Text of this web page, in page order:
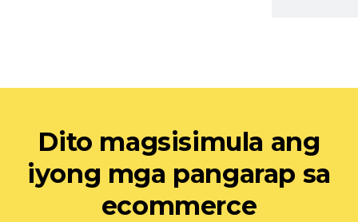
Dito magsisimula ang
iyong mga pangarap sa
ecommerce